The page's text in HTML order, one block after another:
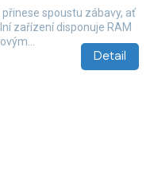
Detail
spoustu zábavy, ať
zařízení disponuje RAM